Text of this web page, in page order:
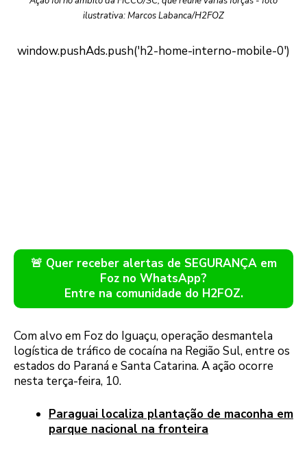
ilustrativa: Marcos Labanca/H2FOZ
🚨 Quer receber alertas de SEGURANÇA em
Foz no WhatsApp?
Entre na comunidade do H2FOZ.
Com alvo em Foz do Iguaçu, operação desmantela
logística de tráfico de cocaína na Região Sul, entre os
estados do Paraná e Santa Catarina. A ação ocorre
nesta terça-feira, 10.
Paraguai localiza plantação de maconha em
parque nacional na fronteira